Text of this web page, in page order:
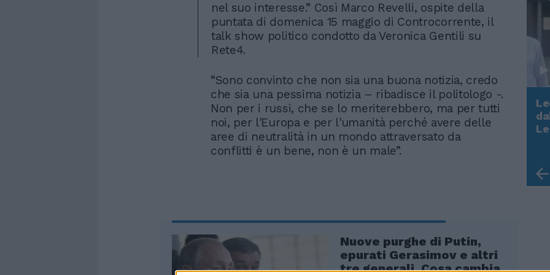
nel suo interesse.” Così Marco Revelli, ospite della
puntata di domenica 15 maggio di Controcorrente, il
talk show politico condotto da Veronica Gentili su
Rete4.
“Sono convinto che non sia una buona notizia, credo
che sia una pessima notizia – ribadisce il politologo -.
Non per i russi, che se lo meriterebbero, ma per tutti
noi, per l'Europa e per l'umanità perché avere delle
aree di neutralità in un mondo attraversato da
conflitti è un bene, non è un male”.
Nuove purghe di Putin,
epurati Gerasimov e altri
tre generali. Cosa cambia
Rudy Giuliani a Come States?
Trump, Meloni e la strategia
americana